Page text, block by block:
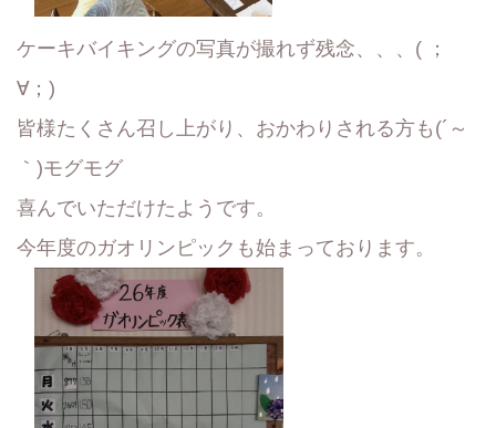
ケーキバイキングの写真が撮れず残念、、、( ；
∀；)
皆様たくさん召し上がり、おかわりされる方も(´～
｀)モグモグ
喜んでいただけたようです。
今年度のガオリンピックも始まっております。